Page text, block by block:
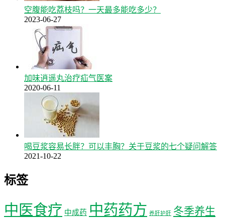
空腹能吃荔枝吗？一天最多能吃多少？
2023-06-27
加味逍遥丸治疗疝气医案
2020-06-11
喝豆浆容易长胖？可以丰胸？关于豆浆的七个疑问解答
2021-10-22
标签
中医食疗 中成药 中药药方 养肝护肝 冬季养生